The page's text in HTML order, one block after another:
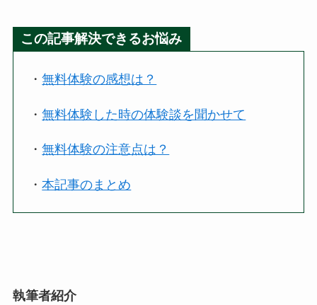
この記事解決できるお悩み
・無料体験の感想は？
・無料体験した時の体験談を聞かせて
・無料体験の注意点は？
・本記事のまとめ
執筆者紹介